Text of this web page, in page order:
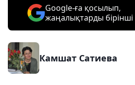
Google-ға қосылып,
жаңалықтарды
Камшат Сатиева